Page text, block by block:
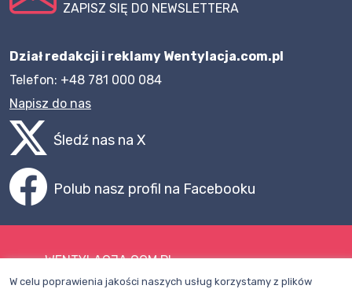
ZAPISZ SIĘ DO NEWSLETTERA
Dział redakcji i reklamy Wentylacja.com.pl
Telefon: +48 781 000 084
Napisz do nas
Śledź nas na X
Polub nasz profil na Facebooku
WENTYLACJA.COM.PL
W celu poprawienia jakości naszych usług korzystamy z plików